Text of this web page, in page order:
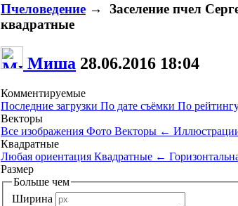
Пчеловедение → Заселение пчел
квадратные
Миша 28.06.2016 18:04
Комментируемые
Последние загрузки По дате съёмки По
Векторы
Все изображения Фото Векторы ←
Квадратные
Любая ориентация Квадратные ←
Размер
Больше чем
Ширина